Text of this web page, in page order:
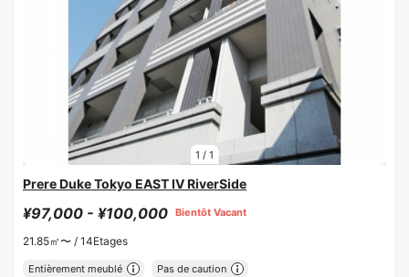
1 / 1
Prere Duke Tokyo EAST IV RiverSide
¥97,000 - ¥100,000 Bientôt Vacant
21.85㎡〜 / 14Etages
Entièrement meublé Pas de caution